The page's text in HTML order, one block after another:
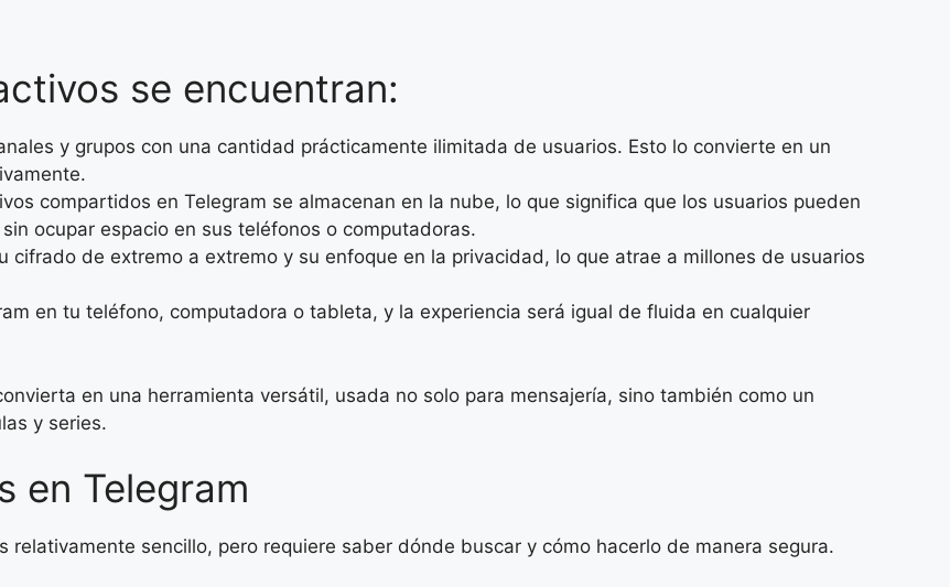
se encuentran:
y grupos con una cantidad prácticamente ilimitada de usuarios. Esto lo convierte en un
compartidos en Telegram se almacenan en la nube, lo que significa que los usuarios pueden
ocupar espacio en sus teléfonos o computadoras.
cifrado de extremo a extremo y su enfoque en la privacidad, lo que atrae a millones de usuarios
en tu teléfono, computadora o tableta, y la experiencia será igual de fluida en cualquier
en una herramienta versátil, usada no solo para mensajería, sino también como un
y series.
en Telegram
relativamente sencillo, pero requiere saber dónde buscar y cómo hacerlo de manera segura.